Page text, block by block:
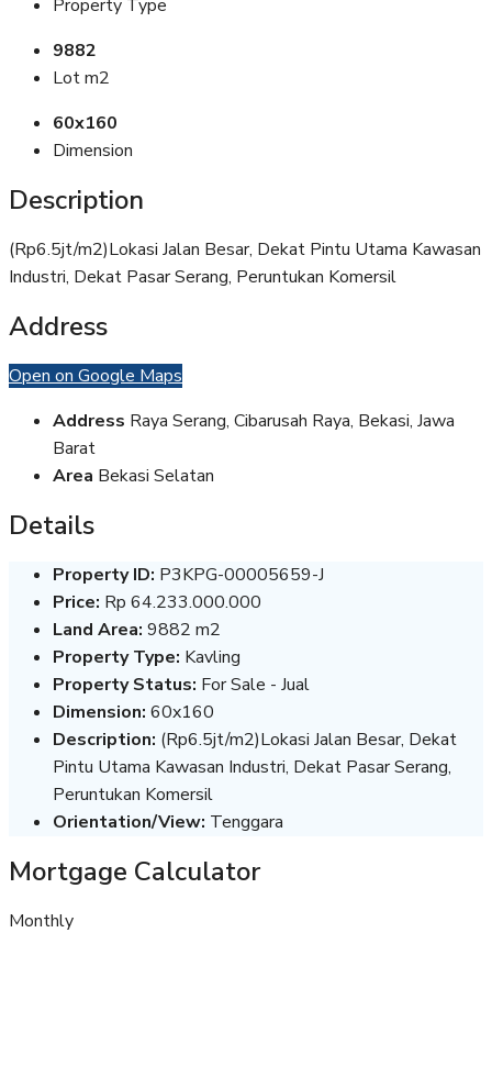
Property Type
9882
Lot m2
60x160
Dimension
Description
(Rp6.5jt/m2)Lokasi Jalan Besar, Dekat Pintu Utama Kawasan
Industri, Dekat Pasar Serang, Peruntukan Komersil
Address
Open on Google Maps
Address Raya Serang, Cibarusah Raya, Bekasi, Jawa
Barat
Area Bekasi Selatan
Details
Property ID: P3KPG-00005659-J
Price: Rp 64.233.000.000
Land Area: 9882 m2
Property Type: Kavling
Property Status: For Sale - Jual
Dimension: 60x160
Description: (Rp6.5jt/m2)Lokasi Jalan Besar, Dekat
Pintu Utama Kawasan Industri, Dekat Pasar Serang,
Peruntukan Komersil
Orientation/View: Tenggara
Mortgage Calculator
Monthly